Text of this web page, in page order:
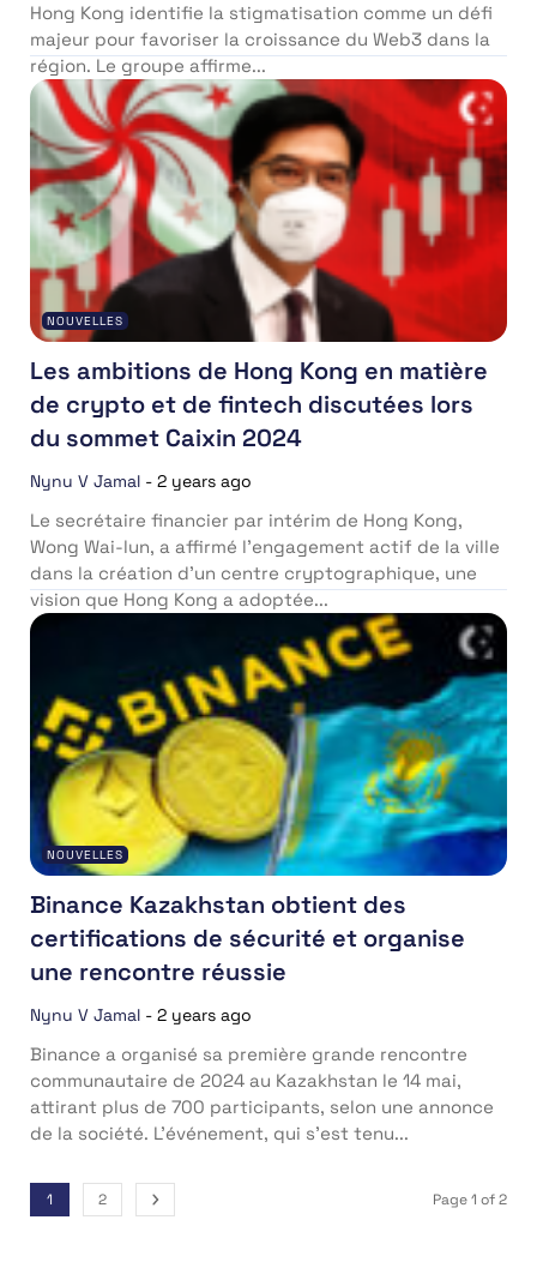
Hong Kong identifie la stigmatisation comme un défi
majeur pour favoriser la croissance du Web3 dans la
région. Le groupe affirme...
NOUVELLES
Les ambitions de Hong Kong en matière
de crypto et de fintech discutées lors
du sommet Caixin 2024
Nynu V Jamal - 2 years ago
Le secrétaire financier par intérim de Hong Kong,
Wong Wai-lun, a affirmé l’engagement actif de la ville
dans la création d’un centre cryptographique, une
vision que Hong Kong a adoptée...
NOUVELLES
Binance Kazakhstan obtient des
certifications de sécurité et organise
une rencontre réussie
Nynu V Jamal - 2 years ago
Binance a organisé sa première grande rencontre
communautaire de 2024 au Kazakhstan le 14 mai,
attirant plus de 700 participants, selon une annonce
de la société. L’événement, qui s’est tenu...
1 2 Page 1 of 2